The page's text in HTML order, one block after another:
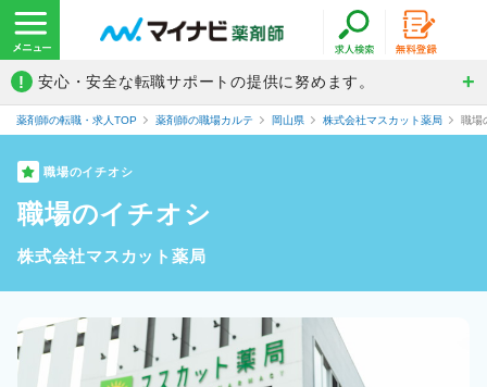
! 安心・安全な転職サポートの提供に努めます。
薬剤師の転職・求人TOP 薬剤師の職場カルテ 岡山県 株式会社マスカット薬局 職場
職場のイチオシ
職場のイチオシ
株式会社マスカット薬局